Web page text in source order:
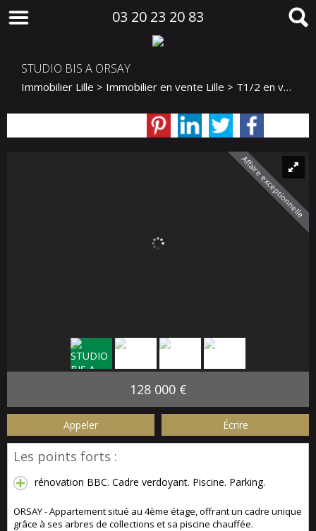
03 20 23 20 83
STUDIO BIS A ORSAY
Immobilier Lille > Immobilier en vente Lille > T1/2 en vente Lille
Affaire exceptionnelle
128 000 €
Appeler Écrire
Les points forts :
rénovation BBC. Cadre verdoyant. Piscine. Parking.
ORSAY - Appartement situé au 4ème étage, offrant un cadre unique
grâce à ses arbres de collections et sa piscine chauffée.